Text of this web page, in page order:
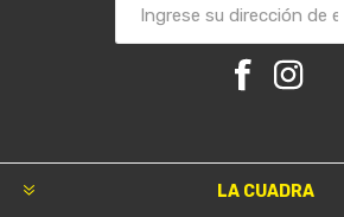
LA CUADRA